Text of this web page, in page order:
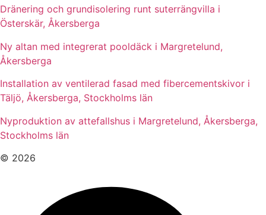
Dränering och grundisolering runt suterrängvilla i
Österskär, Åkersberga
Ny altan med integrerat pooldäck i Margretelund,
Åkersberga
Installation av ventilerad fasad med fibercementskivor i
Täljö, Åkersberga, Stockholms län
Nyproduktion av attefallshus i Margretelund, Åkersberga,
Stockholms län
© 2026